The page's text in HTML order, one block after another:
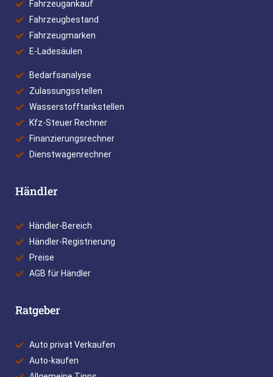
Fahrzeugankauf
Fahrzeugbestand
Fahrzeugmarken
E-Ladesäulen
Bedarfsanalyse
Zulassungsstellen
Wasserstofftankstellen
Kfz-Steuer Rechner
Finanzierungsrechner
Dienstwagenrechner
Händler
Händler-Bereich
Händler-Registrierung
Preise
AGB für Händler
Ratgeber
Auto privat Verkaufen
Auto-kaufen